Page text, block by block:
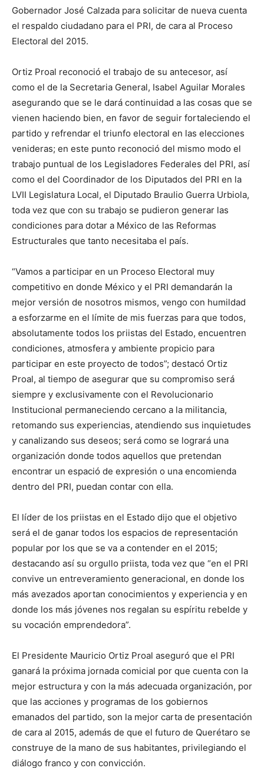
Gobernador José Calzada para solicitar de nueva cuenta
el respaldo ciudadano para el PRI, de cara al Proceso
Electoral del 2015.
Ortiz Proal reconoció el trabajo de su antecesor, así
como el de la Secretaria General, Isabel Aguilar Morales
asegurando que se le dará continuidad a las cosas que se
vienen haciendo bien, en favor de seguir fortaleciendo el
partido y refrendar el triunfo electoral en las elecciones
venideras; en este punto reconoció del mismo modo el
trabajo puntual de los Legisladores Federales del PRI, así
como el del Coordinador de los Diputados del PRI en la
LVII Legislatura Local, el Diputado Braulio Guerra Urbiola,
toda vez que con su trabajo se pudieron generar las
condiciones para dotar a México de las Reformas
Estructurales que tanto necesitaba el país.
“Vamos a participar en un Proceso Electoral muy
competitivo en donde México y el PRI demandarán la
mejor versión de nosotros mismos, vengo con humildad
a esforzarme en el límite de mis fuerzas para que todos,
absolutamente todos los priistas del Estado, encuentren
condiciones, atmosfera y ambiente propicio para
participar en este proyecto de todos”; destacó Ortiz
Proal, al tiempo de asegurar que su compromiso será
siempre y exclusivamente con el Revolucionario
Institucional permaneciendo cercano a la militancia,
retomando sus experiencias, atendiendo sus inquietudes
y canalizando sus deseos; será como se logrará una
organización donde todos aquellos que pretendan
encontrar un espació de expresión o una encomienda
dentro del PRI, puedan contar con ella.
El líder de los priistas en el Estado dijo que el objetivo
será el de ganar todos los espacios de representación
popular por los que se va a contender en el 2015;
destacando así su orgullo priista, toda vez que “en el PRI
convive un entreveramiento generacional, en donde los
más avezados aportan conocimientos y experiencia y en
donde los más jóvenes nos regalan su espíritu rebelde y
su vocación emprendedora”.
El Presidente Mauricio Ortiz Proal aseguró que el PRI
ganará la próxima jornada comicial por que cuenta con la
mejor estructura y con la más adecuada organización, por
que las acciones y programas de los gobiernos
emanados del partido, son la mejor carta de presentación
de cara al 2015, además de que el futuro de Querétaro se
construye de la mano de sus habitantes, privilegiando el
diálogo franco y con convicción.